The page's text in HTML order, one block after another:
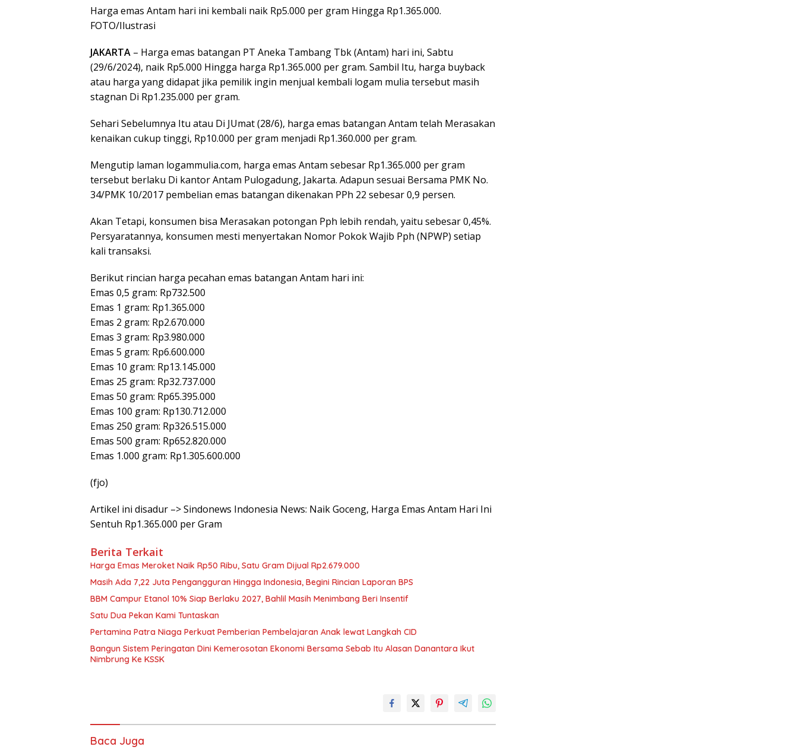
Harga emas Antam hari ini kembali naik Rp5.000 per gram Hingga Rp1.365.000.
FOTO/Ilustrasi
JAKARTA – Harga emas batangan PT Aneka Tambang Tbk (Antam) hari ini, Sabtu
(29/6/2024), naik Rp5.000 Hingga harga Rp1.365.000 per gram. Sambil Itu, harga buyback
atau harga yang didapat jika pemilik ingin menjual kembali logam mulia tersebut masih
stagnan Di Rp1.235.000 per gram.
Sehari Sebelumnya Itu atau Di JUmat (28/6), harga emas batangan Antam telah Merasakan
kenaikan cukup tinggi, Rp10.000 per gram menjadi Rp1.360.000 per gram.
Mengutip laman logammulia.com, harga emas Antam sebesar Rp1.365.000 per gram
tersebut berlaku Di kantor Antam Pulogadung, Jakarta. Adapun sesuai Bersama PMK No.
34/PMK 10/2017 pembelian emas batangan dikenakan PPh 22 sebesar 0,9 persen.
Akan Tetapi, konsumen bisa Merasakan potongan Pph lebih rendah, yaitu sebesar 0,45%.
Persyaratannya, konsumen mesti menyertakan Nomor Pokok Wajib Pph (NPWP) setiap
kali transaksi.
Berikut rincian harga pecahan emas batangan Antam hari ini:
Emas 0,5 gram: Rp732.500
Emas 1 gram: Rp1.365.000
Emas 2 gram: Rp2.670.000
Emas 3 gram: Rp3.980.000
Emas 5 gram: Rp6.600.000
Emas 10 gram: Rp13.145.000
Emas 25 gram: Rp32.737.000
Emas 50 gram: Rp65.395.000
Emas 100 gram: Rp130.712.000
Emas 250 gram: Rp326.515.000
Emas 500 gram: Rp652.820.000
Emas 1.000 gram: Rp1.305.600.000
(fjo)
Artikel ini disadur –> Sindonews Indonesia News: Naik Goceng, Harga Emas Antam Hari Ini
Sentuh Rp1.365.000 per Gram
Berita Terkait
Harga Emas Meroket Naik Rp50 Ribu, Satu Gram Dijual Rp2.679.000
Masih Ada 7,22 Juta Pengangguran Hingga Indonesia, Begini Rincian Laporan BPS
BBM Campur Etanol 10% Siap Berlaku 2027, Bahlil Masih Menimbang Beri Insentif
Satu Dua Pekan Kami Tuntaskan
Pertamina Patra Niaga Perkuat Pemberian Pembelajaran Anak lewat Langkah CID
Bangun Sistem Peringatan Dini Kemerosotan Ekonomi Bersama Sebab Itu Alasan Danantara Ikut
Nimbrung Ke KSSK
Baca Juga